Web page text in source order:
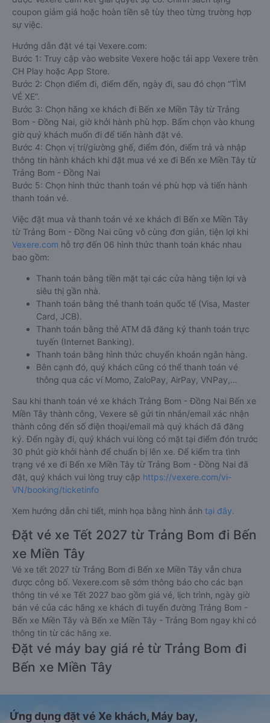
coupon giảm giá hoặc hoàn tiền sẽ tùy theo từng trường hợp
sự việc.
Hướng dẫn đặt vé tại Vexere.com:
Bước 1: Truy cập vào website Vexere hoặc tải app Vexere trên
CH Play hoặc App Store.
Bước 2: Chọn điểm đi, điểm đến, ngày đi, sau đó chọn “TÌM
VÉ XE”.
Bước 3: Chọn hãng xe khách đi Bến xe Miền Tây từ Trảng
Bom - Đồng Nai, giờ khởi hành phù hợp. Bấm chọn vào khung
giờ quý khách muốn đi để tiến hành đặt vé.
Bước 4: Chọn vị trí/giường ghế, điểm đón, điểm trả và nhập
thông tin hành khách khi đặt mua vé xe đi Bến xe Miền Tây từ
Trảng Bom - Đồng Nai
Bước 5: Chọn hình thức thanh toán vé phù hợp và tiến hành
thanh toán vé.
Việc đặt mua và thanh toán vé xe khách đi Bến xe Miền Tây
từ Trảng Bom - Đồng Nai cũng vô cùng đơn giản, tiện lợi khi
Vexere.com hỗ trợ đến 06 hình thức thanh toán khác nhau
bao gồm:
Thanh toán bằng tiền mặt tại các cửa hàng tiện lợi và
siêu thị gần nhà.
Thanh toán bằng thẻ thanh toán quốc tế (Visa, Master
Card, JCB).
Thanh toán bằng thẻ ATM đã đăng ký thanh toán trực
tuyến (Internet Banking).
Thanh toán bằng hình thức chuyển khoản ngân hàng.
Bên cạnh đó, quý khách cũng có thể thanh toán vé
thông qua các ví Momo, ZaloPay, AirPay, VNPay,…
Sau khi thanh toán vé xe khách Trảng Bom - Đồng Nai Bến xe
Miền Tây thành công, Vexere sẽ gửi tin nhắn/email xác nhận
thành công đến số điện thoại/email mà quý khách đã đăng
ký. Đến ngày đi, quý khách vui lòng có mặt tại điểm đón trước
30 phút giờ khởi hành để chuẩn bị lên xe. Để kiểm tra tình
trạng vé xe đi Bến xe Miền Tây từ Trảng Bom - Đồng Nai đã
đặt, quý khách vui lòng truy cập https://vexere.com/vi-
VN/booking/ticketinfo
Xem hướng dẫn chi tiết, minh họa bằng hình ảnh tại đây.
Đặt vé xe Tết 2027 từ Trảng Bom đi Bến
xe Miền Tây
Vé xe tết 2027 từ Trảng Bom đi Bến xe Miền Tây vẫn chưa
được công bố. Vexere.com sẽ sớm thông báo cho các bạn
thông tin vé xe Tết 2027 bao gồm giá vé, lịch trình, ngày giờ
bán vé của các hãng xe khách đi tuyến đường Trảng Bom -
Bến xe Miền Tây và Bến xe Miền Tây - Trảng Bom ngay khi có
thông tin từ các hãng xe.
Đặt vé máy bay giá rẻ từ Trảng Bom đi
Bến xe Miền Tây
Ứng dụng đặt vé Xe khách, Máy bay,